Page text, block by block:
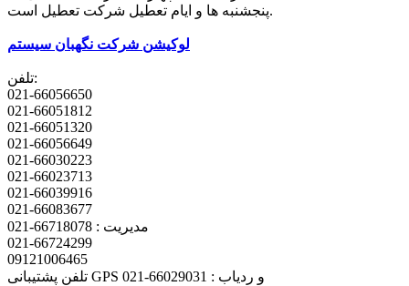
پنجشنبه ها و ایام تعطیل شرکت تعطیل است.
لوکیشن شرکت نگهبان سیستم
تلفن:
021-66056650
021-66051812
021-66051320
021-66056649
021-66030223
021-66023713
021-66039916
021-66083677
مدیریت : 66718078-021
021-66724299
09121006465
تلفن پشتیبانی GPS و ردیاب : 66029031-021